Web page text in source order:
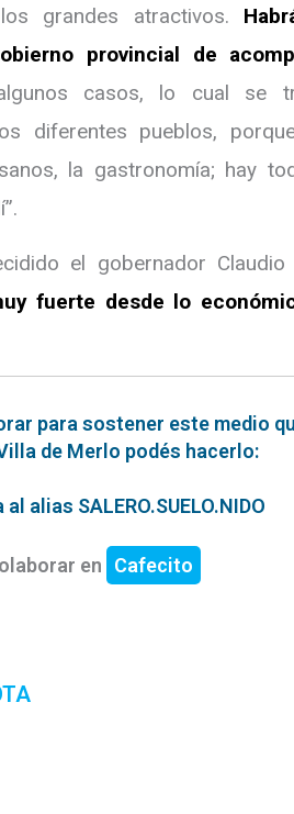
grandes atractivos.
provincial de
casos, lo cual se
diferentes pueblos,
la gastronomía; hay
el gobernador
fuerte desde lo
para sostener este medio
de Merlo podés hacerlo:
alias SALERO.SUELO.NIDO
en Cafecito